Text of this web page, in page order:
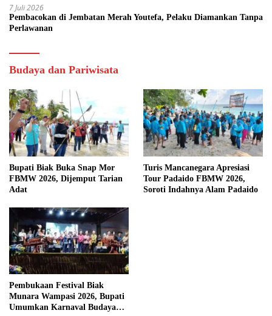
7 Juli 2026
Pembacokan di Jembatan Merah Youtefa, Pelaku Diamankan Tanpa
Perlawanan
Budaya dan Pariwisata
Bupati Biak Buka Snap Mor
FBMW 2026, Dijemput Tarian
Adat
Turis Mancanegara Apresiasi
Tour Padaido FBMW 2026,
Soroti Indahnya Alam Padaido
Pembukaan Festival Biak
Munara Wampasi 2026, Bupati
Umumkan Karnaval Budaya